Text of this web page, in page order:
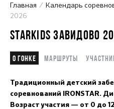
Главная Календарь
2026
STARKIDS ЗАВИДОВО
О гонке Маршруты
Традиционный детский
соревнований IRONSTAR.
Возраст участия — от 0 до